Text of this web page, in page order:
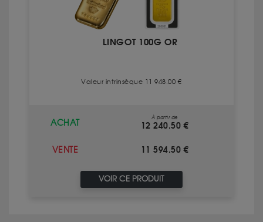
LINGOT 100G OR
Valeur intrinsèque 11 948.00 €
ACHAT
À partir de
12 240.50 €
VENTE 11 594.50 €
VOIR CE PRODUIT